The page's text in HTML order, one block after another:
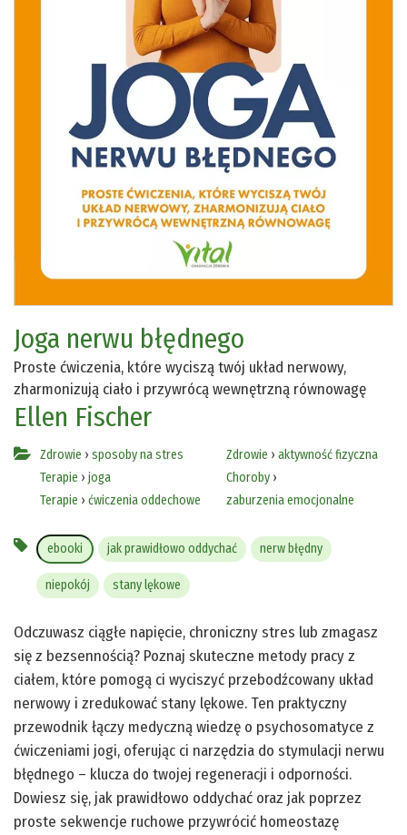
Joga nerwu błędnego
Proste ćwiczenia, które wyciszą twój układ nerwowy,
zharmonizują ciało i przywrócą wewnętrzną równowagę
Ellen Fischer
Zdrowie › sposoby na stres
Terapie › joga
Terapie › ćwiczenia oddechowe
Zdrowie › aktywność fizyczna
Choroby›
zaburzenia emocjonalne
ebooki jak prawidłowo oddychać nerw błędny
niepokój stany lękowe
Odczuwasz ciągłe napięcie, chroniczny stres lub zmagasz
się z bezsennością? Poznaj skuteczne metody pracy z
ciałem, które pomogą ci wyciszyć przebodźcowany układ
nerwowy i zredukować stany lękowe. Ten praktyczny
przewodnik łączy medyczną wiedzę o psychosomatyce z
ćwiczeniami jogi, oferując ci narzędzia do stymulacji nerwu
błędnego – klucza do twojej regeneracji i odporności.
Dowiesz się, jak prawidłowo oddychać oraz jak poprzez
proste sekwencje ruchowe przywrócić homeostazę